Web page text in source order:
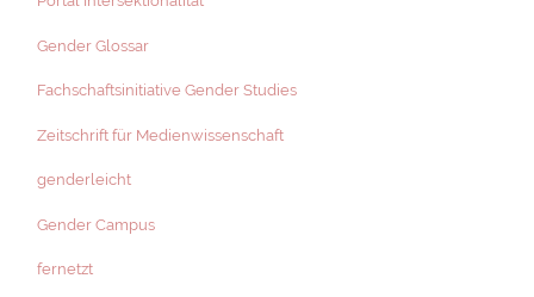
Gender Glossar
Fachschaftsinitiative Gender Studies
Zeitschrift für Medienwissenschaft
genderleicht
Gender Campus
fernetzt